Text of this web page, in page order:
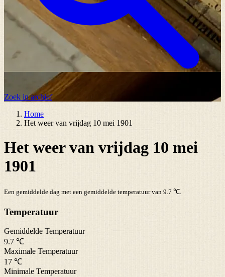
Zoek in archief
Home
Het weer van vrijdag 10 mei 1901
Het weer van vrijdag 10 mei
1901
Een gemiddelde dag met een gemiddelde temperatuur van 9.7 ℃.
Temperatuur
Gemiddelde Temperatuur
9.7 ℃
Maximale Temperatuur
17 ℃
Minimale Temperatuur